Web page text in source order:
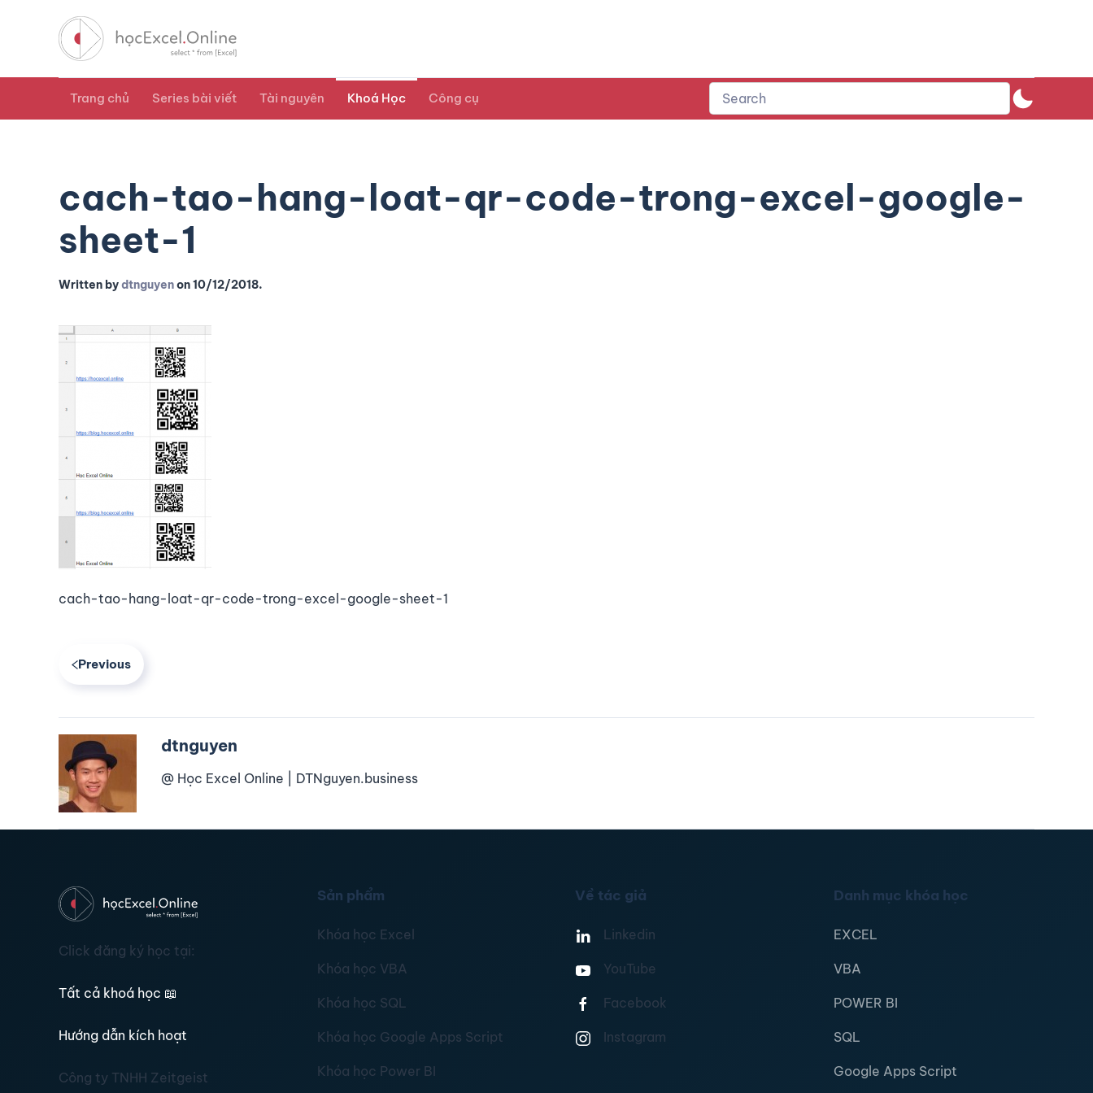
Trang chủ Series bài viết Tài nguyên Khoá Học Công cụ
cach-tao-hang-loat-qr-code-trong-excel-google-
sheet-1
Written bydtnguyenon10/12/2018.
cach-tao-hang-loat-qr-code-trong-excel-google-sheet-1
Previous
dtnguyen
@ Học Excel Online | DTNguyen.business
Click đăng ký học tại:
Tất cả khoá học 📖
Hướng dẫn kích hoạt
Công ty TNHH Zeitgeist
Sản phẩm
Khóa học Excel
Khóa học VBA
Khóa học SQL
Khóa học Google Apps Script
Khóa học Power BI
Về tác giả
Linkedin
YouTube
Facebook
Instagram
Danh mục khóa học
EXCEL
VBA
POWER BI
SQL
Google Apps Script